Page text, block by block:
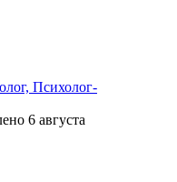
Психолог-
6 августа